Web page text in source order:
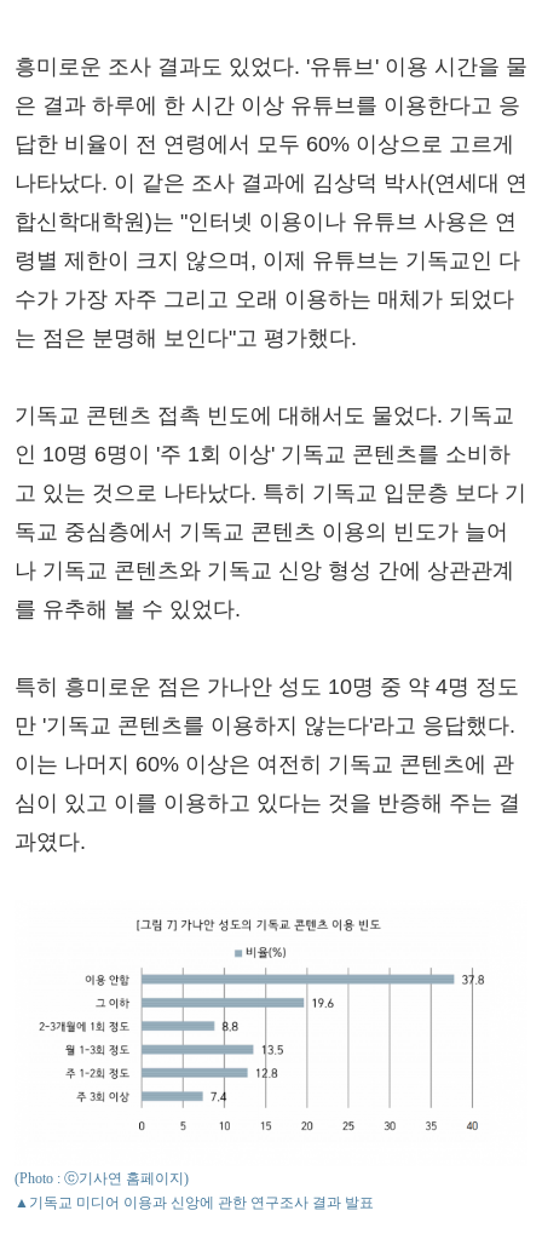
흥미로운 조사 결과도 있었다. '유튜브' 이용 시간을 물
은 결과 하루에 한 시간 이상 유튜브를 이용한다고 응
답한 비율이 전 연령에서 모두 60% 이상으로 고르게
나타났다. 이 같은 조사 결과에 김상덕 박사(연세대 연
합신학대학원)는 "인터넷 이용이나 유튜브 사용은 연
령별 제한이 크지 않으며, 이제 유튜브는 기독교인 다
수가 가장 자주 그리고 오래 이용하는 매체가 되었다
는 점은 분명해 보인다"고 평가했다.
기독교 콘텐츠 접촉 빈도에 대해서도 물었다. 기독교
인 10명 6명이 '주 1회 이상' 기독교 콘텐츠를 소비하
고 있는 것으로 나타났다. 특히 기독교 입문층 보다 기
독교 중심층에서 기독교 콘텐츠 이용의 빈도가 늘어
나 기독교 콘텐츠와 기독교 신앙 형성 간에 상관관계
를 유추해 볼 수 있었다.
특히 흥미로운 점은 가나안 성도 10명 중 약 4명 정도
만 '기독교 콘텐츠를 이용하지 않는다'라고 응답했다.
이는 나머지 60% 이상은 여전히 기독교 콘텐츠에 관
심이 있고 이를 이용하고 있다는 것을 반증해 주는 결
과였다.
(Photo : ⓒ기사연 홈페이지)
▲기독교 미디어 이용과 신앙에 관한 연구조사 결과 발표